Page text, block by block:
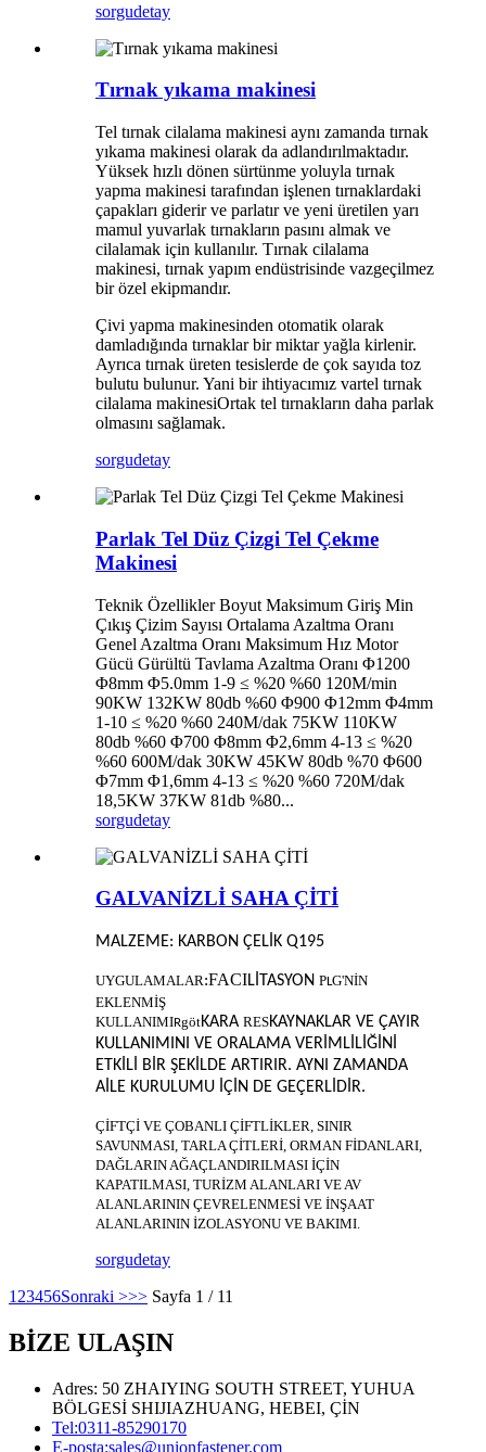
sorgudetay
Tırnak yıkama makinesi
Tel tırnak cilalama makinesi aynı zamanda tırnak
yıkama makinesi olarak da adlandırılmaktadır.
Yüksek hızlı dönen sürtünme yoluyla tırnak
yapma makinesi tarafından işlenen tırnaklardaki
çapakları giderir ve parlatır ve yeni üretilen yarı
mamul yuvarlak tırnakların pasını almak ve
cilalamak için kullanılır. Tırnak cilalama
makinesi, tırnak yapım endüstrisinde vazgeçilmez
bir özel ekipmandır.
Çivi yapma makinesinden otomatik olarak
damladığında tırnaklar bir miktar yağla kirlenir.
Ayrıca tırnak üreten tesislerde de çok sayıda toz
bulutu bulunur. Yani bir ihtiyacımız vartel tırnak
cilalama makinesiOrtak tel tırnakların daha parlak
olmasını sağlamak.
sorgudetay
Parlak Tel Düz Çizgi Tel Çekme
Makinesi
Teknik Özellikler Boyut Maksimum Giriş Min
Çıkış Çizim Sayısı Ortalama Azaltma Oranı
Genel Azaltma Oranı Maksimum Hız Motor
Gücü Gürültü Tavlama Azaltma Oranı Φ1200
Φ8mm Φ5.0mm 1-9 ≤ %20 %60 120M/min
90KW 132KW 80db %60 Φ900 Φ12mm Φ4mm
1-10 ≤ %20 %60 240M/dak 75KW 110KW
80db %60 Φ700 Φ8mm Φ2,6mm 4-13 ≤ %20
%60 600M/dak 30KW 45KW 80db %70 Φ600
Φ7mm Φ1,6mm 4-13 ≤ %20 %60 720M/dak
18,5KW 37KW 81db %80...
sorgudetay
GALVANİZLİ SAHA ÇİTİ
MALZEME: KARBON ÇELİK Q195
UYGULAMALAR:FACILİTASYON PLG'NİN
EKLENMİŞ
KULLANIMIRgötKARA RESKAYNAKLAR VE ÇAYIR
KULLANIMINI VE ORALAMA VERİMLİLİĞİNİ
ETKİLİ BİR ŞEKİLDE ARTIRIR. AYNI ZAMANDA
AİLE KURULUMU İÇİN DE GEÇERLİDİR.
ÇİFTÇİ VE ÇOBANLI ÇİFTLİKLER, SINIR
SAVUNMASI, TARLA ÇİTLERİ, ORMAN FİDANLARI,
DAĞLARIN AĞAÇLANDIRILMASI İÇİN
KAPATILMASI, TURİZM ALANLARI VE AV
ALANLARININ ÇEVRELENMESİ VE İNŞAAT
ALANLARININ İZOLASYONU VE BAKIMI.
sorgudetay
1 23456Sonraki >>> Sayfa 1 / 11
BİZE ULAŞIN
Adres: 50 ZHAIYING SOUTH STREET, YUHUA
BÖLGESİ SHIJIAZHUANG, HEBEI, ÇİN
Tel:0311-85290170
E-posta:sales@unionfastener.com